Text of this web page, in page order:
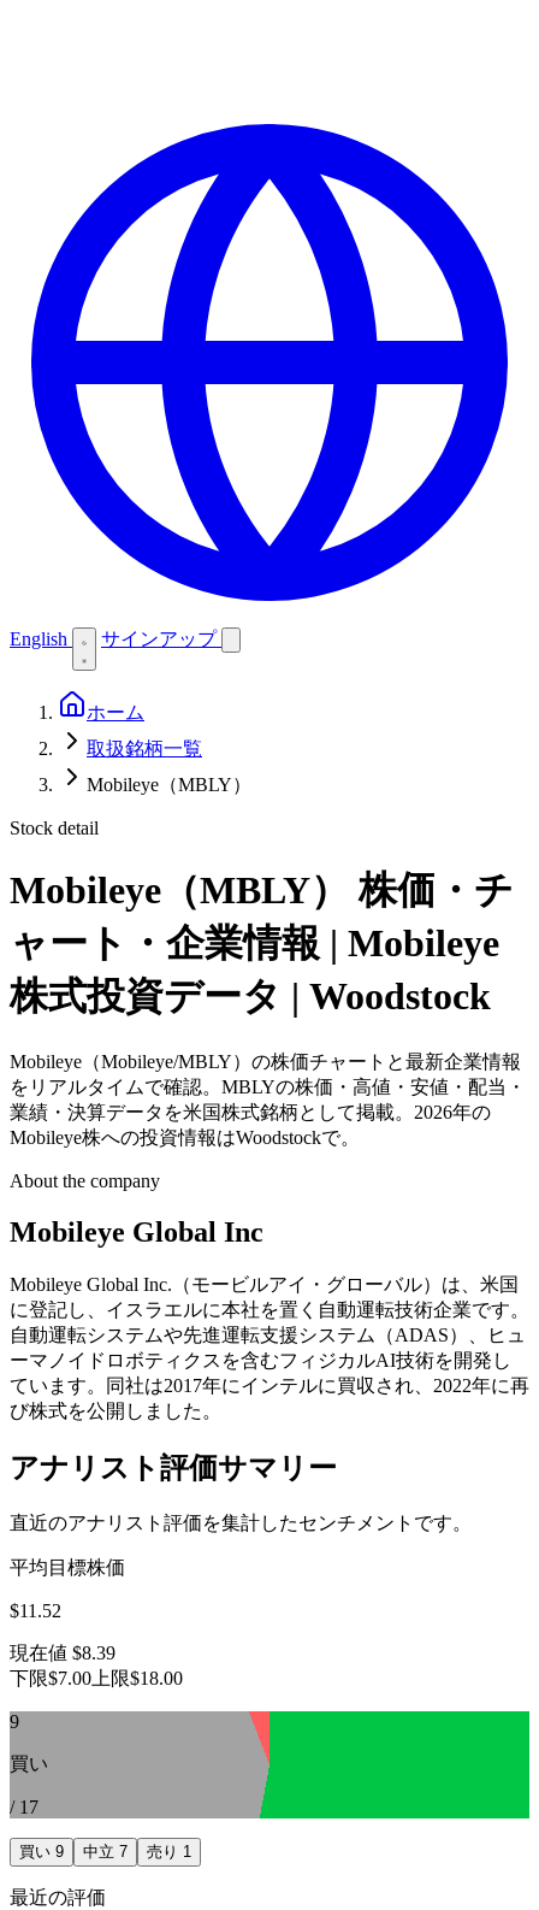
English サインアップ
ホーム
取扱銘柄一覧
Mobileye（MBLY）
Stock detail
Mobileye（MBLY）
株価・チ
ャート・企業情報 | Mobileye
株式投資データ | Woodstock
Mobileye（Mobileye/MBLY）の株価チャートと最新企業情報
をリアルタイムで確認。MBLYの株価・高値・安値・配当・
業績・決算データを米国株式銘柄として掲載。2026年の
Mobileye株への投資情報はWoodstockで。
About the company
Mobileye Global Inc
Mobileye Global Inc.（モービルアイ・グローバル）は、米国
に登記し、イスラエルに本社を置く自動運転技術企業です。
自動運転システムや先進運転支援システム（ADAS）、ヒュ
ーマノイドロボティクスを含むフィジカルAI技術を開発し
ています。同社は2017年にインテルに買収され、2022年に再
び株式を公開しました。
アナリスト評価サマリー
直近のアナリスト評価を集計したセンチメントです。
平均目標株価
$11.52
現在値 $8.39
下限$7.00 上限$18.00
9
買い
/ 17
買い 9 中立 7 売り 1
最近の評価